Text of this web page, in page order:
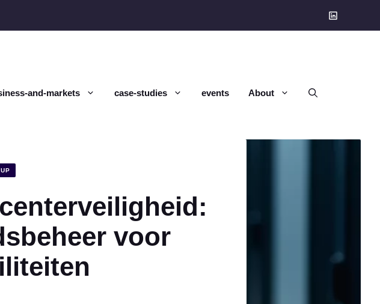
and-markets case-studies events About
voor